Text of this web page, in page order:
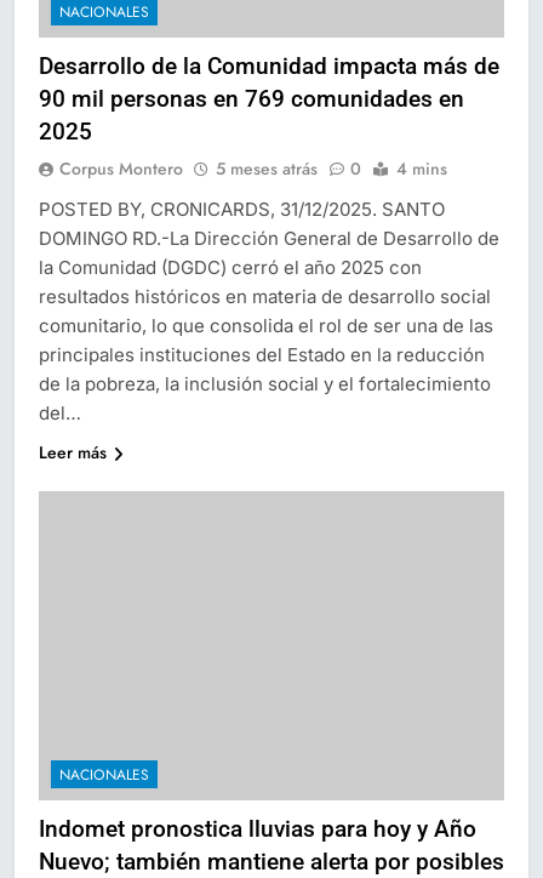
NACIONALES
Desarrollo de la Comunidad impacta más de
90 mil personas en 769 comunidades en
2025
Corpus Montero 5 meses atrás 0 4 mins
POSTED BY, CRONICARDS, 31/12/2025. SANTO
DOMINGO RD.-La Dirección General de Desarrollo de
la Comunidad (DGDC) cerró el año 2025 con
resultados históricos en materia de desarrollo social
comunitario, lo que consolida el rol de ser una de las
principales instituciones del Estado en la reducción
de la pobreza, la inclusión social y el fortalecimiento
del…
Leer más
NACIONALES
Indomet pronostica lluvias para hoy y Año
Nuevo; también mantiene alerta por posibles